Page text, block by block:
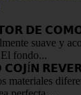
𝗗𝗘
suave y
fondo...
materiales